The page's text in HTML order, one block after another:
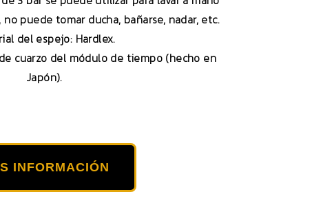
puede tomar ducha, bañarse, nadar, etc.
del espejo: Hardlex.
cuarzo del módulo de tiempo (hecho en
Japón).
INFORMACIÓN